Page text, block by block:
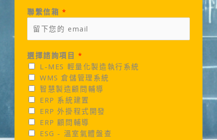
聯繫信箱 *
選擇諮詢項目*
L-MES 輕量化製造執行系統
WMS 倉儲管理系統
智慧製造顧問輔導
ERP 系統建置
ERP 外掛程式開發
ERP 顧問輔導
ESG - 溫室氣體盤查